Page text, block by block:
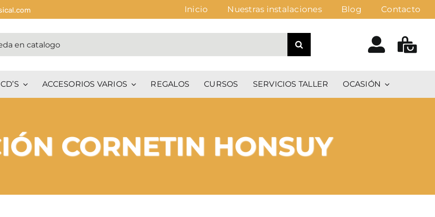
Inicio Nuestras instalaciones Blog Contacto
ACCESORIOS VARIOS REGALOS CURSOS SERVICIOS TALLER OCASIÓN
CORNETIN HONSUY